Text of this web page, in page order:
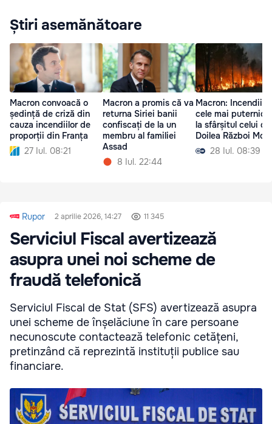
Știri asemănătoare
Macron convoacă o
ședință de criză din
cauza incendiilor de
proporții din Franța
27 Iul. 08:21
Macron a promis că va
returna Siriei banii
confiscați de la un
membru al familiei
Assad
8 Iul. 22:44
Macron: Incendiile
cele mai
la sfârșitul celui
Doilea Război
28 Iul. 08:39
Rupor 2 aprilie 2026, 14:27 11 345
Serviciul Fiscal avertizează
asupra unei noi scheme de
fraudă telefonică
Serviciul Fiscal de Stat (SFS) avertizează asupra
unei scheme de înșelăciune în care persoane
necunoscute contactează telefonic cetățeni,
pretinzând că reprezintă instituții publice sau
financiare.